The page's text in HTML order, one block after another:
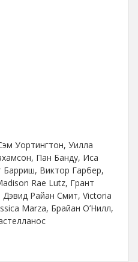
Уортингтон, Уилла
Пан Банду, Иса
Виктор Гарбер,
Rae Lutz, Грант
Райан Смит, Victoria
Marza, Брайан О’Нилл,